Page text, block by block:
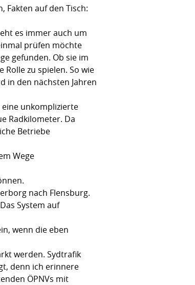
Fakten auf den Tisch:
es immer auch um
prüfen möchte
gefunden. Ob sie im
zu spielen. So wie
in den nächsten Jahren
eine unkomplizierte
Radkilometer. Da
Betriebe
Wege
nach Flensburg.
System auf
wenn die eben
werden. Sydtrafik
denn ich erinnere
ÖPNVs mit